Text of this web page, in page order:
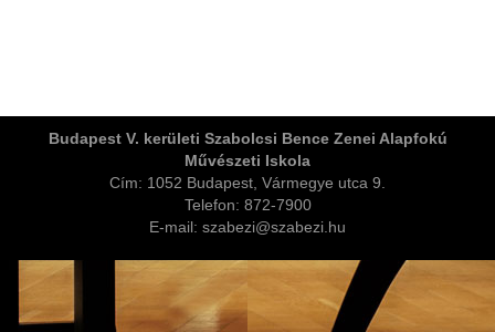
Budapest V. kerületi Szabolcsi Bence Zenei Alapfokú
Művészeti Iskola
Cím: 1052 Budapest, Vármegye utca 9.
Telefon: 872-7900
E-mail: szabezi@szabezi.hu